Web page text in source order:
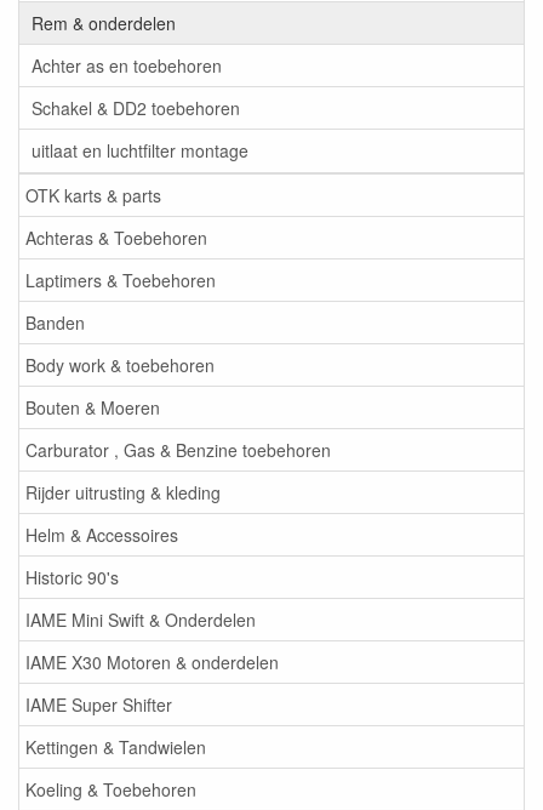
Rem & onderdelen
Achter as en toebehoren
Schakel & DD2 toebehoren
uitlaat en luchtfilter montage
OTK karts & parts
Achteras & Toebehoren
Laptimers & Toebehoren
Banden
Body work & toebehoren
Bouten & Moeren
Carburator , Gas & Benzine toebehoren
Rijder uitrusting & kleding
Helm & Accessoires
Historic 90's
IAME Mini Swift & Onderdelen
IAME X30 Motoren & onderdelen
IAME Super Shifter
Kettingen & Tandwielen
Koeling & Toebehoren